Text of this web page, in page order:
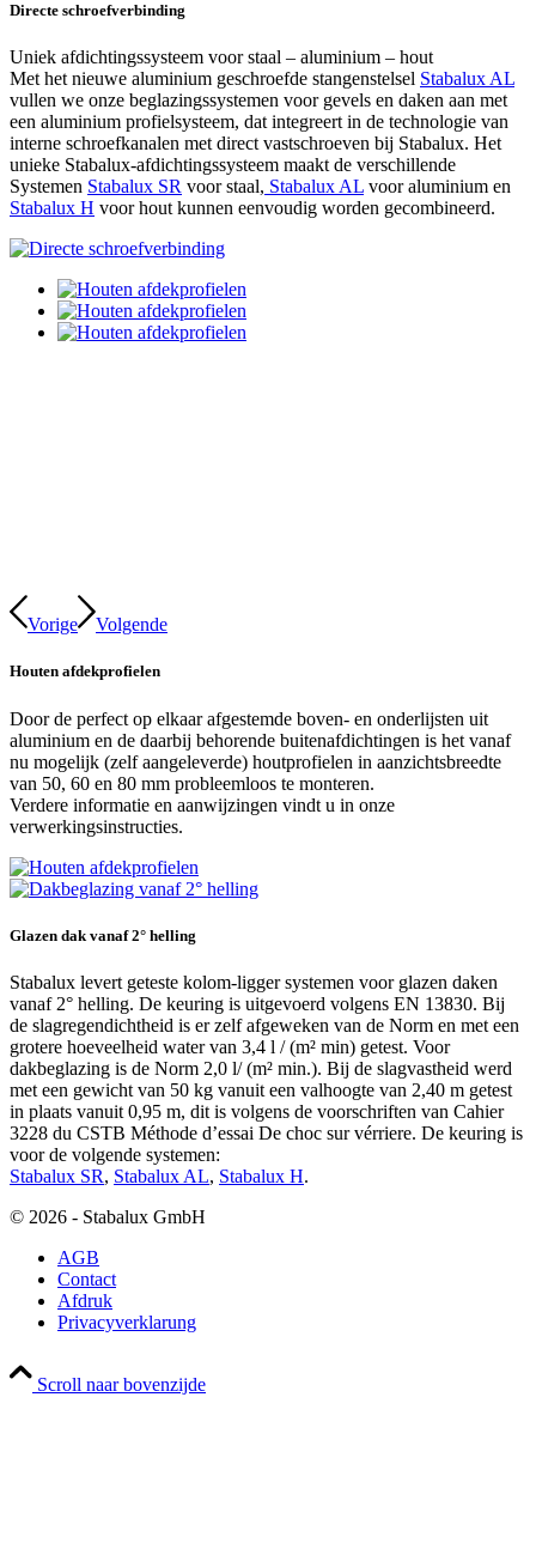
Directe schroefverbinding
Uniek afdichtingssysteem voor staal – aluminium – hout
Met het nieuwe aluminium geschroefde stangenstelsel Stabalux AL
vullen we onze beglazingssystemen voor gevels en daken aan met
een aluminium profielsysteem, dat integreert in de technologie van
interne schroefkanalen met direct vastschroeven bij Stabalux. Het
unieke Stabalux-afdichtingssysteem maakt de verschillende
Systemen Stabalux SR voor staal, Stabalux AL voor aluminium en
Stabalux H voor hout kunnen eenvoudig worden gecombineerd.
Vorige Volgende
Houten afdekprofielen
Door de perfect op elkaar afgestemde boven- en onderlijsten uit
aluminium en de daarbij behorende buitenafdichtingen is het vanaf
nu mogelijk (zelf aangeleverde) houtprofielen in aanzichtsbreedte
van 50, 60 en 80 mm probleemloos te monteren.
Verdere informatie en aanwijzingen vindt u in onze
verwerkingsinstructies.
Glazen dak vanaf 2° helling
Stabalux levert geteste kolom-ligger systemen voor glazen daken
vanaf 2° helling. De keuring is uitgevoerd volgens EN 13830. Bij
de slagregendichtheid is er zelf afgeweken van de Norm en met een
grotere hoeveelheid water van 3,4 l / (m² min) getest. Voor
dakbeglazing is de Norm 2,0 l/ (m² min.). Bij de slagvastheid werd
met een gewicht van 50 kg vanuit een valhoogte van 2,40 m getest
in plaats vanuit 0,95 m, dit is volgens de voorschriften van Cahier
3228 du CSTB Méthode dʼessai De choc sur vérriere. De keuring is
voor de volgende systemen:
Stabalux SR, Stabalux AL, Stabalux H.
© 2026 - Stabalux GmbH
AGB
Contact
Afdruk
Privacyverklarung
Scroll naar bovenzijde